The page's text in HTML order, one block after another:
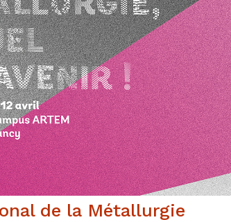
de la Métallurgie